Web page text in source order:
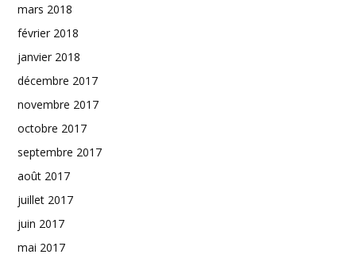
mars 2018
février 2018
janvier 2018
décembre 2017
novembre 2017
octobre 2017
septembre 2017
août 2017
juillet 2017
juin 2017
mai 2017